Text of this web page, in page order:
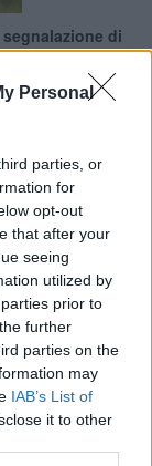
Personal
parties, or
for
opt-out
that after your
seeing
utilized by
prior to
further
parties on the
may
IAB’s List of
it to other
di
di ebbrezza
anni,
una 14enne
per segnalare
evidenti di
sezione di Polizia